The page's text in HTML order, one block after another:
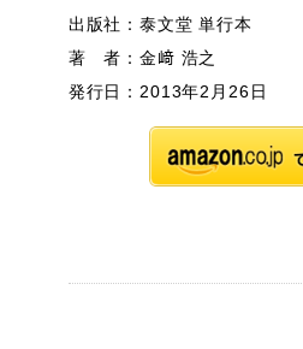
出版社：泰文堂 単行本
著 者：金﨑 浩之
発行日：2013年2月26日